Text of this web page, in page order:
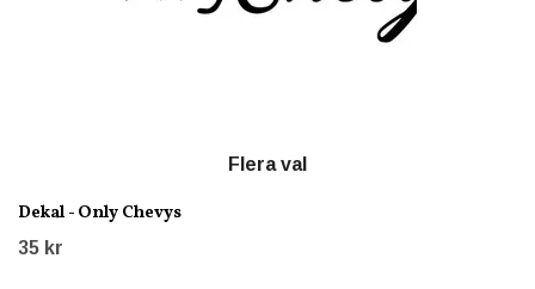
Flera val
Dekal - Only Chevys
35 kr